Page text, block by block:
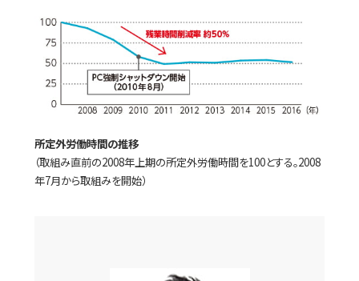
所定外労働時間の推移
（取組み直前の2008年上期の所定外労働時間を100とする。2008
年7月から取組みを開始）